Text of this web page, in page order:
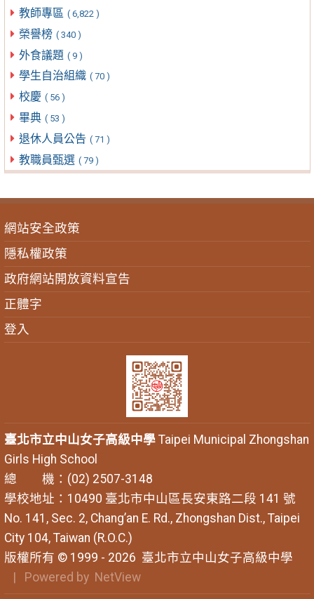
教師專區 ( 6,822 )
榮譽榜 ( 340 )
外食議題 ( 9 )
學生自治組織 ( 70 )
校慶 ( 56 )
畢典 ( 53 )
退休人員公告 ( 71 )
教職員甄選 ( 79 )
網站安全政策
隱私權政策
政府網站開放資料宣告
正體字
登入
臺北市立中山女子高級中學Taipei Municipal Zhongshan
Girls High School
總 機：(02) 2507-3148
學校地址：10490 臺北市中山區長安東路二段 141 號
No. 141, Sec. 2, Chang’an E. Rd., Zhongshan Dist., Taipei
City 104, Taiwan (R.O.C.)
版權所有 © 1999 - 2026 臺北市立中山女子高級中學
| Powered by NetView